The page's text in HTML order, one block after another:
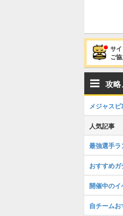
サ
ご
攻
メジャス
人気記事
最強選手
おすすめガ
開催中のイ
自チーム